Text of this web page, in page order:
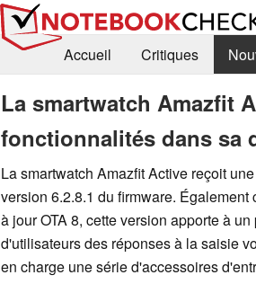
Accueil
Critiques
La smartwatch Amazfit
fonctionnalités dans sa
La smartwatch Amazfit Active reçoit
version 6.2.8.1 du firmware.
à jour OTA 8, cette version apporte à
d'utilisateurs des réponses à la saisie
en charge une série d'accessoires